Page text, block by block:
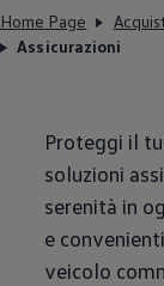
Home Page
Assicurazioni
Proteggi il
soluzioni
serenità in
e
veicolo